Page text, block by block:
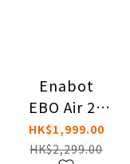
Enabot
EBO Air 2S
家庭陪伴機
械人
HK$1,999.00
HK$2,299.00